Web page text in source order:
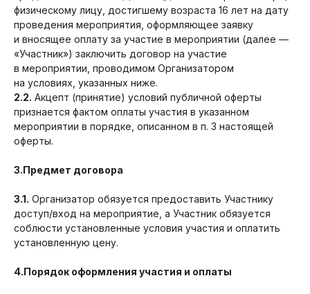
физическому лицу, достигшему возраста 16 лет на дату
проведения мероприятия, оформляющее заявку
и вносящее оплату за участие в мероприятии (далее —
«Участник») заключить договор на участие
в мероприятии, проводимом Организатором
на условиях, указанных ниже.
2.2. Акцепт (принятие) условий публичной оферты
признается фактом оплаты участия в указанном
мероприятии в порядке, описанном в п. 3 настоящей
оферты.
3.Предмет договора
3.1. Организатор обязуется предоставить Участнику
доступ/вход на мероприятие, а Участник обязуется
соблюсти установленные условия участия и оплатить
установленную цену.
4.Порядок оформления участия и оплаты